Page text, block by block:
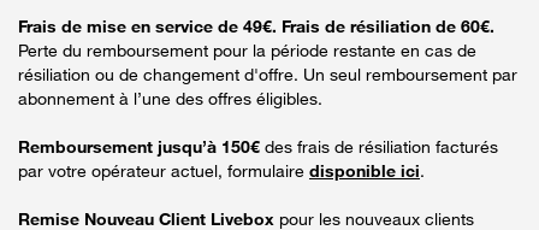
Frais de mise en service de 49€. Frais de résiliation de 60€.
Perte du remboursement pour la période restante en cas de
résiliation ou de changement d'offre. Un seul remboursement par
abonnement à l’une des offres éligibles.
Remboursement jusqu’à 150€ des frais de résiliation facturés
par votre opérateur actuel, formulaire disponible ici.
Remise Nouveau Client Livebox pour les nouveaux clients